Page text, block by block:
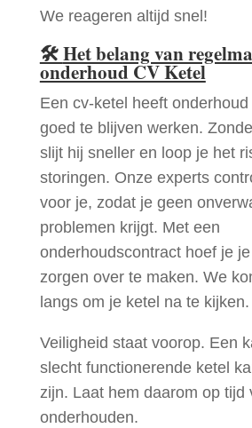
We reageren altijd snel!
🛠Het belang van
onderhoud CV Ketel
Een cv-ketel heeft
goed te blijven werken.
slijt hij sneller en loop je het
storingen. Onze experts
voor je, zodat je geen
problemen krijgt. Met een
onderhoudscontract hoef je
zorgen over te maken. We
langs om je ketel na te kijken.
Veiligheid staat voorop. Een
slecht functionerende ketel
zijn. Laat hem daarom op tijd
onderhouden.